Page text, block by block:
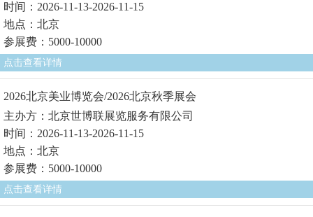
时间：2026-11-13-2026-11-15
地点：北京
参展费：5000-10000
点击查看详情
2026北京美业博览会/2026北京秋季展会
主办方：北京世博联展览服务有限公司
时间：2026-11-13-2026-11-15
地点：北京
参展费：5000-10000
点击查看详情